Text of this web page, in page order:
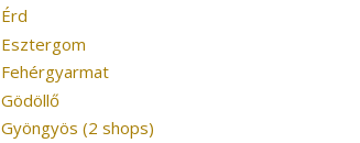
Érd
Esztergom
Fehérgyarmat
Gödöllő
Gyöngyös (2 shops)